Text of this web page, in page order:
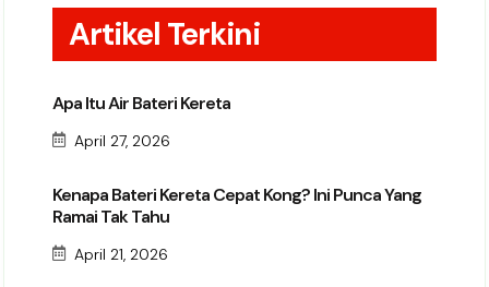
Artikel Terkini
Apa Itu Air Bateri Kereta
April 27, 2026
Kenapa Bateri Kereta Cepat Kong? Ini Punca Yang
Ramai Tak Tahu
April 21, 2026